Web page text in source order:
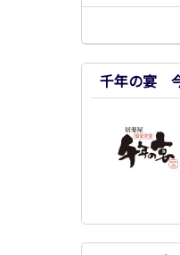
千年の宴